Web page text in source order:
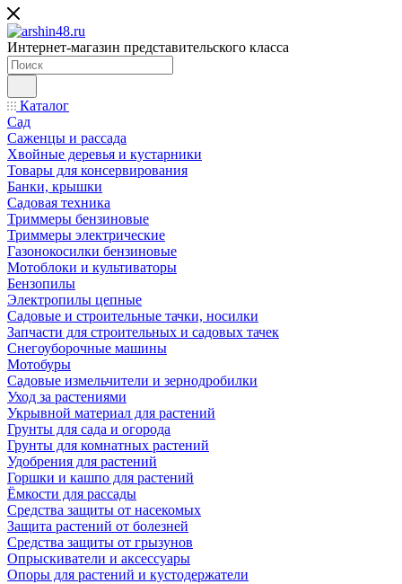
Интернет-магазин представительского класса
Каталог
Сад
Саженцы и рассада
Хвойные деревья и кустарники
Товары для консервирования
Банки, крышки
Садовая техника
Триммеры бензиновые
Триммеры электрические
Газонокосилки бензиновые
Мотоблоки и культиваторы
Бензопилы
Электропилы цепные
Садовые и строительные тачки, носилки
Запчасти для строительных и садовых тачек
Снегоуборочные машины
Мотобуры
Садовые измельчители и зернодробилки
Уход за растениями
Укрывной материал для растений
Грунты для сада и огорода
Грунты для комнатных растений
Удобрения для растений
Горшки и кашпо для растений
Ёмкости для рассады
Средства защиты от насекомых
Защита растений от болезней
Средства защиты от грызунов
Опрыскиватели и аксессуары
Опоры для растений и кустодержатели